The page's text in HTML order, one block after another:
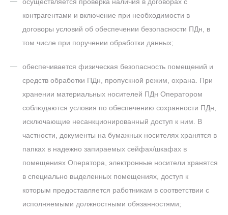
контрагентами и включение при необходимости в
договоры условий об обеспечении безопасности ПДн, в
том числе при поручении обработки данных;
обеспечивается физическая безопасность помещений и
средств обработки ПДн, пропускной режим, охрана. При
хранении материальных носителей ПДн Оператором
соблюдаются условия по обеспечению сохранности ПДн,
исключающие несанкционированный доступ к ним. В
частности, документы на бумажных носителях хранятся в
папках в надежно запираемых сейфах/шкафах в
помещениях Оператора, электронные носители хранятся
в специально выделенных помещениях, доступ к
которым предоставляется работникам в соответствии с
исполняемыми должностными обязанностями;